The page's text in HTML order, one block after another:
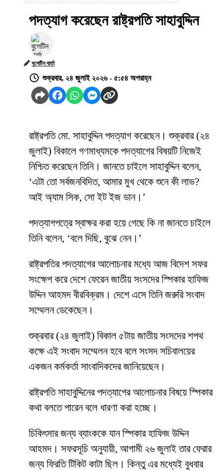
পদত্যাগ করেছেন রাষ্ট্রপতি সাহাবুদ্দিন
বুলেটিন বার্তা
শুক্রবার, ২৪ জুলাই ২০২৬ - ৫:৫৪ অপরাহ্ন
রাষ্ট্রপতি মো. সাহাবুদ্দিন পদত্যাগ করেছেন। শুক্রবার (২৪
জুলাই) বিকালে গণমাধ্যমকে পদত্যাগের বিষয়টি নিজেই
নিশ্চিত করেছেন তিনি। জানতে চাইলে সাহাবুদ্দিন বলেন,
‘এটা তো সর্বজনবিদিত, আমার মুখ থেকে শুনে কী লাভ?
আই অ্যাম সিক, সো ইট ইজ ডান।’
পদত্যাগপত্রে স্বাক্ষর করা হয়ে গেছে কি না জানতে চাইলে
তিনি বলেন, ‘বলে দিছি, বুঝে নেন।’
রাষ্ট্রপতির পদত্যাগের আলোচনার মধ্যে আজ বিদেশ সফর
সংক্ষেপ করে দেশে ফেরেন জাতীয় সংসদের স্পিকার হাফিজ
উদ্দিন আহমদ বীরবিক্রম। দেশে এসে তিনি জরুরি সংবাদ
সম্মেলন ডেকেছেন।
শুক্রবার (২৪ জুলাই) বিকাল ৫টায় জাতীয় সংসদের শপথ
কক্ষে এই সংবাদ সম্মেলন হবে বলে সংসদ সচিবালয়ের
একজন কর্মকর্তা সাংবাদিকদের জানিয়েছেন।
রাষ্ট্রপতি সাহাবুদ্দিনের পদত্যাগের আলোচনার বিষয়ে স্পিকার
কথা বলতে পারেন বলে ধারণা করা হচ্ছে।
চিকিৎসার জন্য ব্যাংককে যান স্পিকার হাফিজ উদ্দিন
আহমদ। সফরসূচি অনুযায়ী, আগামী ২৬ জুলাই তার ফেরার
জন্য ফিরতি টিকিট কাটা ছিল। কিন্তু এর মধ্যেই বুধবার